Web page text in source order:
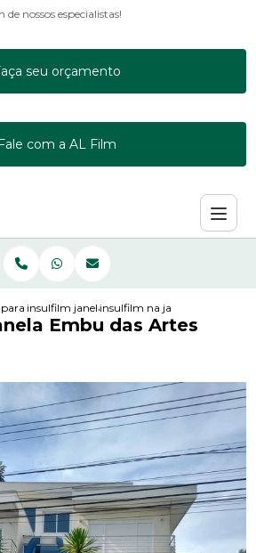
nossos especialistas!
seu orçamento
com a AL Film
janelas
insulfilm janela residencialinsulfilm na janela embu das
Embu das Artes